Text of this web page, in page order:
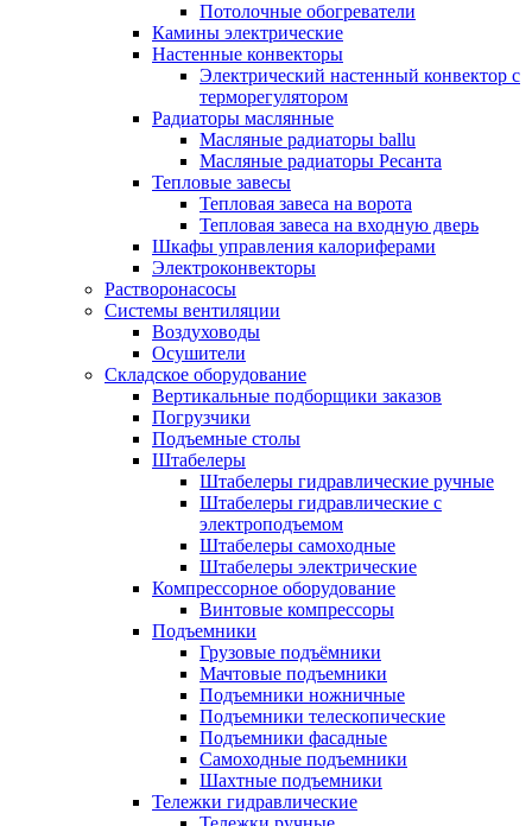
Потолочные обогреватели
Камины электрические
Настенные конвекторы
Электрический настенный конвектор с
терморегулятором
Радиаторы маслянные
Масляные радиаторы ballu
Масляные радиаторы Ресанта
Тепловые завесы
Тепловая завеса на ворота
Тепловая завеса на входную дверь
Шкафы управления калориферами
Электроконвекторы
Растворонасосы
Системы вентиляции
Воздуховоды
Осушители
Складское оборудование
Вертикальные подборщики заказов
Погрузчики
Подъемные столы
Штабелеры
Штабелеры гидравлические ручные
Штабелеры гидравлические с
электроподъемом
Штабелеры самоходные
Штабелеры электрические
Компрессорное оборудование
Винтовые компрессоры
Подъемники
Грузовые подъёмники
Мачтовые подъемники
Подъемники ножничные
Подъемники телескопические
Подъемники фасадные
Самоходные подъемники
Шахтные подъемники
Тележки гидравлические